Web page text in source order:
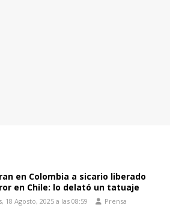
en Colombia a sicario liberado
en Chile: lo delató un tatuaje
18 Agosto, 2025 a las 08:59 Prensa